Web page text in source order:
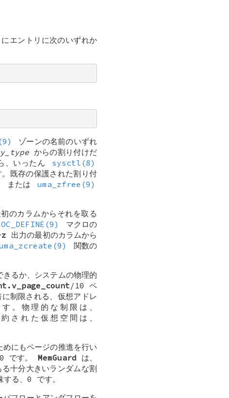
エントリに次のいずれか
ゾーンの名前のいずれ
からの割り付けだ
、いったん
sysctl(8)
既存の保護された割り付
または
uma_zfree(9)
のカラムからそれを取る
マクロの
出力の最初のカラムから
関数の
きるか、システムの物理的
/10 ペ
制限される、仮想アドレ
。物理的な制限は、
された仮想空間は、
にもページの推進を行い
0 です。 MemGuard は、
十分大きいランダムな割
る、0 です。